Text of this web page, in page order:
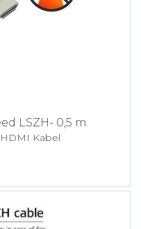
LSZH- 0,5 m
Kabel